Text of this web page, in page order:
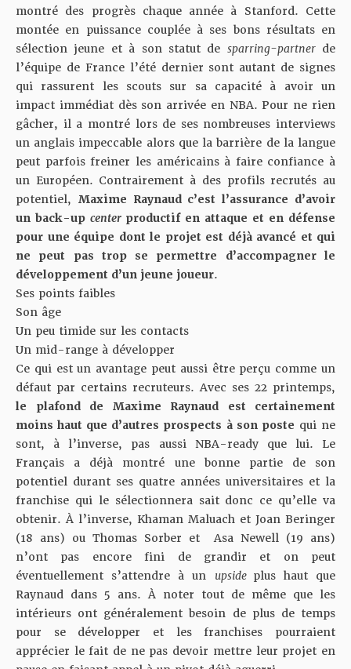
montré des progrès chaque année à Stanford. Cette
montée en puissance couplée à ses bons résultats en
sélection jeune et à son statut de sparring-partnerde
l’équipe de France l’été dernier sont autant de signes
qui rassurent les scouts sur sa capacité à avoir un
impact immédiat dès son arrivée en NBA. Pour ne rien
gâcher, il a montré lors de ses nombreuses interviews
un anglais impeccable alors que la barrière de la langue
peut parfois freiner les américains à faire confiance à
un Européen. Contrairement à des profils recrutés au
potentiel, Maxime Raynaud c’est l’assurance d’avoir
un back-up center productif en attaque et en défense
pour une équipe dont le projet est déjà avancé et qui
ne peut pas trop se permettre d’accompagner le
développement d’un jeune joueur.
Ses points faibles
Son âge
Un peu timide sur les contacts
Un mid-range à développer
Ce qui est un avantage peut aussi être perçu comme un
défaut par certains recruteurs. Avec ses 22 printemps,
le plafond de Maxime Raynaud est certainement
moins haut que d’autres prospects à son poste qui ne
sont, à l’inverse, pas aussi NBA-ready que lui. Le
Français a déjà montré une bonne partie de son
potentiel durant ses quatre années universitaires et la
franchise qui le sélectionnera sait donc ce qu’elle va
obtenir. À l’inverse, Khaman Maluach et Joan Beringer
(18 ans) ou Thomas Sorber et Asa Newell (19 ans)
n’ont pas encore fini de grandir et on peut
éventuellement s’attendre à un upside plus haut que
Raynaud dans 5 ans. À noter tout de même que les
intérieurs ont généralement besoin de plus de temps
pour se développer et les franchises pourraient
apprécier le fait de ne pas devoir mettre leur projet en